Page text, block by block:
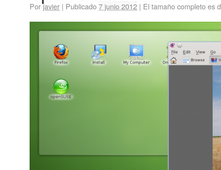
Porjavier | Publicado7 junio 2012 | El tamaño completo es